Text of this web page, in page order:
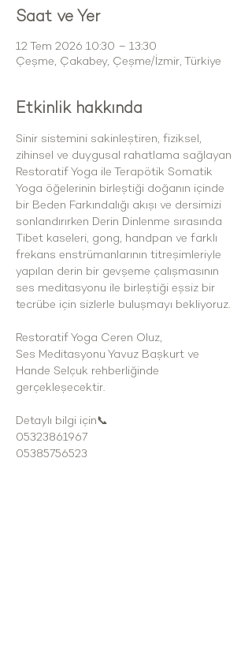
Saat ve Yer
12 Tem 2026 10:30 – 13:30
Çeşme, Çakabey, Çeşme/İzmir, Türkiye
Etkinlik hakkında
Sinir sistemini sakinleştiren, fiziksel,
zihinsel ve duygusal rahatlama sağlayan
Restoratif Yoga ile Terapötik Somatik
Yoga öğelerinin birleştiği doğanın içinde
bir Beden Farkındalığı akışı ve dersimizi
sonlandırırken Derin Dinlenme sırasında
Tibet kaseleri, gong, handpan ve farklı
frekans enstrümanlarının titreşimleriyle
yapılan derin bir gevşeme çalışmasının
ses meditasyonu ile birleştiği eşsiz bir
tecrübe için sizlerle buluşmayı bekliyoruz.
Restoratif Yoga Ceren Oluz,
Ses Meditasyonu Yavuz Başkurt ve
Hande Selçuk rehberliğinde
gerçekleşecektir.
Detaylı bilgi için📞
05323861967
05385756523